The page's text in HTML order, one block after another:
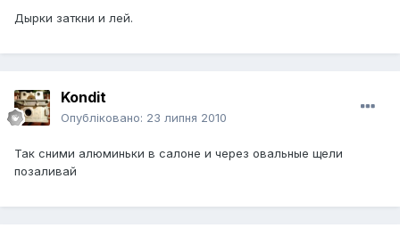
Дырки заткни и лей.
Kondit
Опубліковано: 23 липня 2010
Так сними алюминьки в салоне и через овальные щели
позаливай